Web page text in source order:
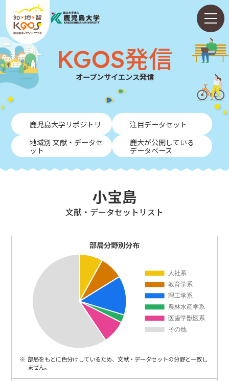
KGOS発信
オープンサイエンス発信
鹿児島大学リポジトリ
注目データセット
地域別 文献・データセ
ット
鹿大が公開している
データベース
小宝島
⽂献・データセットリスト
部局分野別分布
部局をもとに色分けしているため、文献・データセットの分野と一致し
ません。
ホーム
ABOUT
KGOS発信
NEWS
ENGLISH